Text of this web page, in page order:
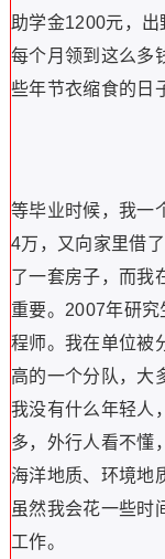
助学金1200元，出
每个月领到这么多
些年节衣缩食的日
等毕业时候，我一
4万，又向家里借
了一套房子，而我
重要。2007年研
程师。我在单位被
高的一个分队，大
我没有什么年轻人
多，外行人看不懂
海洋地质、环境地
虽然我会花一些时
工作。